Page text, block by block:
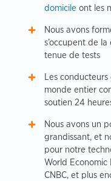
domicile ont les
Nous avons
s’occupent de
tenue de tests
Les
monde entier
soutien 24
Nous avons un
grandissant, et
pour notre
World Economic
CNBC, et plus